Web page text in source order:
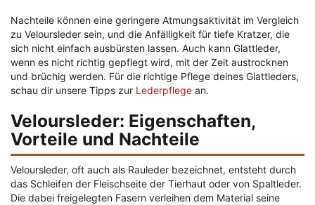
Nachteile können eine geringere Atmungsaktivität im Vergleich
zu Veloursleder sein, und die Anfälligkeit für tiefe Kratzer, die
sich nicht einfach ausbürsten lassen. Auch kann Glattleder,
wenn es nicht richtig gepflegt wird, mit der Zeit austrocknen
und brüchig werden. Für die richtige Pflege deines Glattleders,
schau dir unsere Tipps zur Lederpflege an.
Veloursleder: Eigenschaften,
Vorteile und Nachteile
Veloursleder, oft auch als Rauleder bezeichnet, entsteht durch
das Schleifen der Fleischseite der Tierhaut oder von Spaltleder.
Die dabei freigelegten Fasern verleihen dem Material seine